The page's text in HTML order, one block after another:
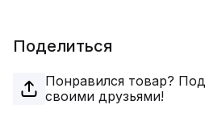
Поделиться
Понравился товар?
своими друзьями!